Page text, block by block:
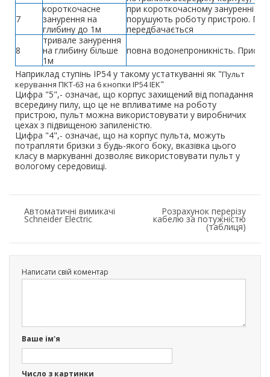
7
короткочасне
занурення на
глибину до 1м
при короткочасному зануренні
порушують роботу пристрою.
передбачається
8
тривале занурення
на глибину більше
1м
повна водонепроникність.
Наприклад ступінь IP54 у такому устаткуванні як "Пульт
керування ПКТ-63 на 6 кнопки ІР54 ІЕК"
Цифра "5",- означає, що корпус захищений від попадання
всередину пилу, що це не впливатиме на роботу
пристрою, пульт можна використовувати у виробничих
цехах з підвищеною запиленістю.
Цифра "4",- означає, що на корпус пульта, можуть
потрапляти бризки з будь-якого боку, вказівка цього
класу в маркуванні дозволяє використовувати пульт у
вологому середовищі.
Автоматичні вимикачі
Schneider Electric
Розрахунок перерізу
кабелю за потужністю
(таблиця)
Написати свій коментар
Ваше ім'я
Число з картинки